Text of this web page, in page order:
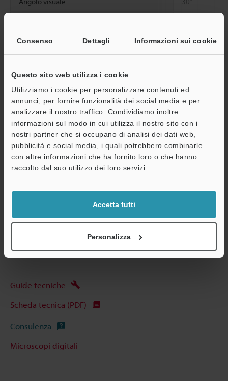
Consenso Dettagli Informazioni sui cookie
Questo sito web utilizza i cookie
Utilizziamo i cookie per personalizzare contenuti ed
annunci, per fornire funzionalità dei social media e per
analizzare il nostro traffico. Condividiamo inoltre
informazioni sul modo in cui utilizza il nostro sito con i
nostri partner che si occupano di analisi dei dati web,
pubblicità e social media, i quali potrebbero combinarle
con altre informazioni che ha fornito loro o che hanno
raccolto dal suo utilizzo dei loro servizi.
Accetta tutti
Personalizza
Campo di visione minimo 2 mm*3
Resistenza
ambientale
Temperatura
ambiente
*1Il valore tra parentesi è quello quando è installato il tubo di
protezione.
*2 L'ingrandimento attorno al centro di un monitor da 15".
*3Campo visivo orizzontale
Altri modelli
Guide tecniche
Scheda tecnica (PDF)
Consulenza
Microscopi digitali
Assistenza